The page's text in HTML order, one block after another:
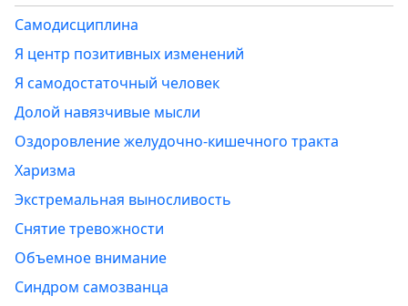
Самодисциплина
Я центр позитивных изменений
Я самодостаточный человек
Долой навязчивые мысли
Оздоровление желудочно-кишечного тракта
Харизма
Экстремальная выносливость
Снятие тревожности
Объемное внимание
Синдром самозванца